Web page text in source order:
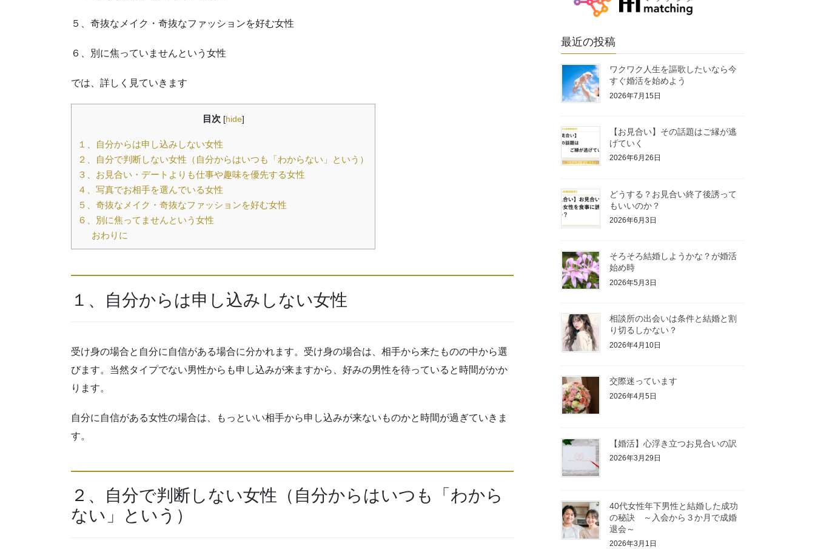
５、奇抜なメイク・奇抜なファッションを好む女性
６、別に焦っていませんという女性
では、詳しく見ていきます
目次 [hide]
１、自分からは申し込みしない女性
２、自分で判断しない女性（自分からはいつも「わからない」という）
３、お見合い・デートよりも仕事や趣味を優先する女性
４、写真でお相手を選んでいる女性
５、奇抜なメイク・奇抜なファッションを好む女性
６、別に焦ってませんという女性
おわりに
１、自分からは申し込みしない女性
受け身の場合と自分に自信がある場合に分かれます。受け身の場合は、相手から来たものの中から選
びます。当然タイプでない男性からも申し込みが来ますから、好みの男性を待っていると時間がかか
ります。
自分に自信がある女性の場合は、もっといい相手から申し込みが来ないものかと時間が過ぎていきま
す。
２、自分で判断しない女性（自分からはいつも「わから
ない」という）
最近の投稿
ワクワク人生を謳歌したいなら今
すぐ婚活を始めよう
2026年7月15日
【お見合い】その話題はご縁が逃
げていく
2026年6月26日
どうする？お見合い終了後誘って
もいいのか？
2026年6月3日
そろそろ結婚しようかな？が婚活
始め時
2026年5月3日
相談所の出会いは条件と結婚と割
り切るしかない？
2026年4月10日
交際迷っています
2026年4月5日
【婚活】心浮き立つお見合いの訳
2026年3月29日
40代女性年下男性と結婚した成功
の秘訣 ～入会から３か月で成婚
退会～
2026年3月1日